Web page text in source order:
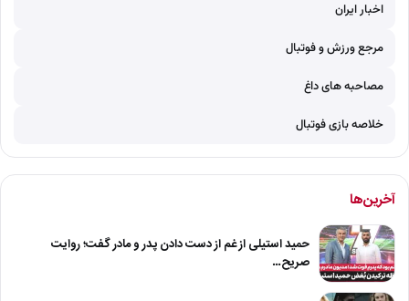
اخبار ایران
مرجع ورزش و فوتبال
مصاحبه های داغ
خلاصه بازی فوتبال
آخرین‌ها
حمید استیلی از غم از دست دادن پدر و مادر گفت؛ روایت
صریح…